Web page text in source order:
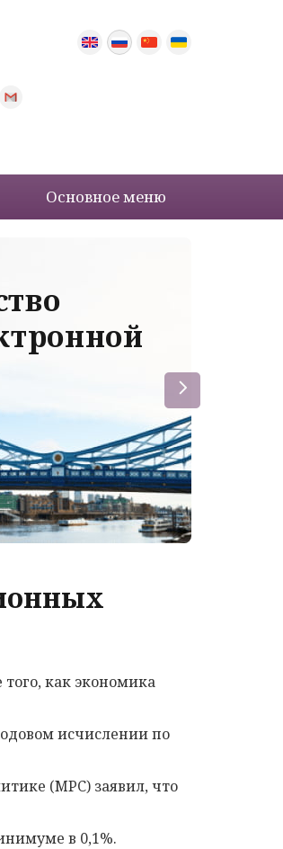
Основное меню
как экономика
исчислении по
(MPC) заявил, что
в 0,1%.